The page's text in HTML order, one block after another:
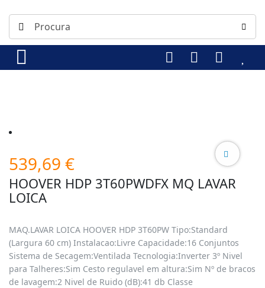
539,69 €
HOOVER HDP 3T60PWDFX MQ LAVAR
LOICA
MAQ.LAVAR LOICA HOOVER HDP 3T60PW Tipo:Standard
(Largura 60 cm) Instalacao:Livre Capacidade:16 Conjuntos
Sistema de Secagem:Ventilada Tecnologia:Inverter 3º Nivel
para Talheres:Sim Cesto regulavel em altura:Sim Nº de bracos
de lavagem:2 Nivel de Ruido (dB):41 db Classe